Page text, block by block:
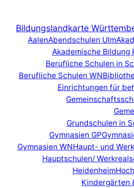
springenBildungslandkarte
AalenAbendschulen Ulm
Akademische Bildung
Berufliche Schulen in
Berufliche Schulen WN
Einrichtungen für
Grundschulen in
Gymnasien GP
Gymnasien WNHaupt- und
Hauptschulen/
Heidenheim
Kindergärten